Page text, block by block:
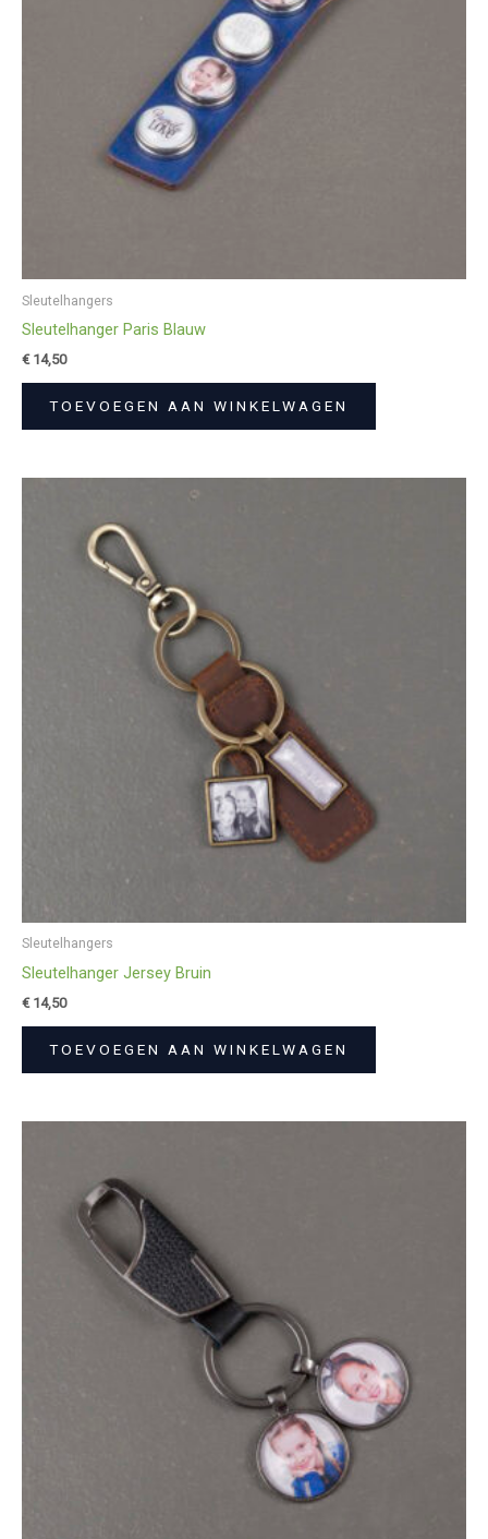
Sleutelhangers
Sleutelhanger Paris Blauw
€14,50
TOEVOEGEN AAN WINKELWAGEN
Sleutelhangers
Sleutelhanger Jersey Bruin
€14,50
TOEVOEGEN AAN WINKELWAGEN